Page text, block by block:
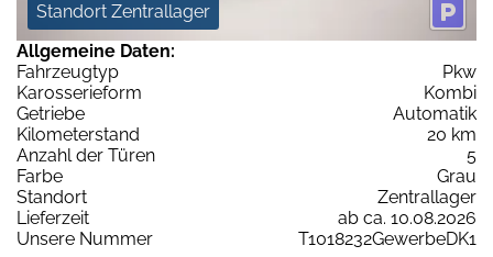
Standort Zentrallager
Allgemeine Daten:
Fahrzeugtyp
Pkw
Karosserieform
Kombi
Getriebe
Automatik
Kilometerstand
20 km
Anzahl der Türen
5
Farbe
Grau
Standort
Zentrallager
Lieferzeit
ab ca. 10.08.2026
Unsere Nummer
T1018232GewerbeDK1